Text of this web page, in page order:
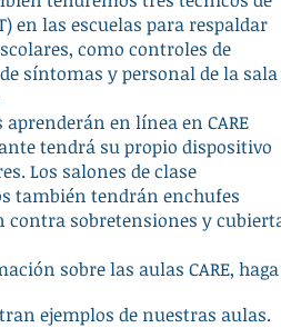
en las escuelas para respaldar
como controles de
síntomas y personal de la sala
en línea en CARE
tendrá su propio dispositivo
Los salones de clase
también tendrán enchufes
sobretensiones y
sobre las aulas CARE, haga
ejemplos de nuestras aulas.